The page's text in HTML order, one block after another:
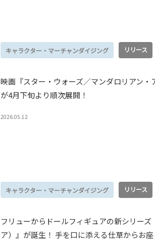
キャラクター・マーチャンダイジング リリース
映画『スター・ウォーズ／マンダロリアン
が4月下旬より順次展開！
2026.05.12
キャラクター・マーチャンダイジング リリース
フリューからドールフィギュアの新シリー
ア）』が誕生！ 手を口に添える仕草からお